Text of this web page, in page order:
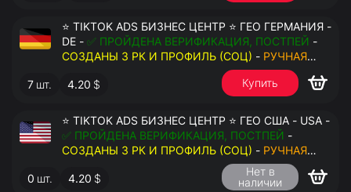
⭐ TIKTOK ADS БИЗНЕС ЦЕНТР ⭐ ГЕО ГЕРМАНИЯ -
DE - ✅ ПРОЙДЕНА ВЕРИФИКАЦИЯ, ПОСТПЕЙ -
СОЗДАНЫ 3 РК И ПРОФИЛЬ (СОЦ) - РУЧНАЯ
- ДОСТУП К ПОЧТЕ - КУКИ - ВАТ
ЗАПОЛНЕН - ПЕРЕДАЧА В АНТИДЕТЕКТ
7 шт. 4.20 $ Купить
⭐ TIKTOK ADS БИЗНЕС ЦЕНТР ⭐ ГЕО США - USA -
✅ ПРОЙДЕНА ВЕРИФИКАЦИЯ, ПОСТПЕЙ -
СОЗДАНЫ 3 РК И ПРОФИЛЬ (СОЦ) - РУЧНАЯ
- ДОСТУП К ПОЧТЕ - КУКИ - ВАТ
ЗАПОЛНЕН - ПЕРЕДАЧА В АНТИДЕТЕКТ
0 шт. 4.20 $
Нет в
наличии